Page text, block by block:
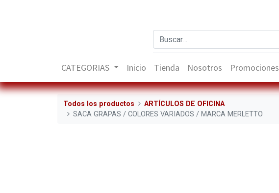
CATEGORIAS Inicio Tienda Nosotros Promociones
Todos los productos
ARTÍCULOS DE OFICINA
SACA GRAPAS / COLORES VARIADOS / MARCA MERLETTO